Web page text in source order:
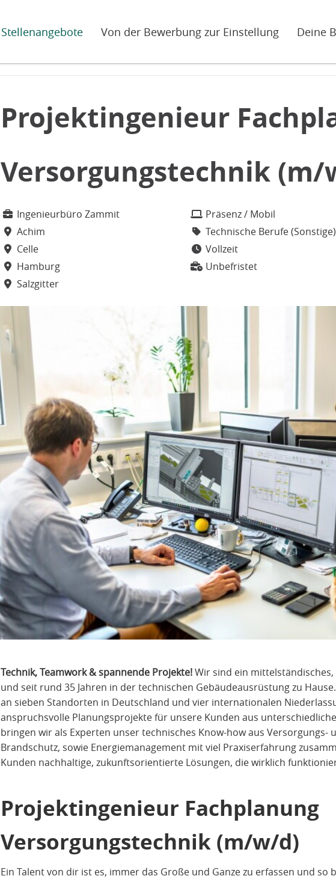
Stellenangebote Von der Bewerbung zur Einstellung Deine
Projektingenieur
Versorgungstechnik (m/
Ingenieurbüro Zammit
Achim
Celle
Hamburg
Salzgitter
Präsenz / Mobil
Technische Berufe (Sonstige)
Vollzeit
Unbefristet
Technik, Teamwork & spannende Projekte!Wir sind ein
und seit rund 35 Jahren in der technischen Gebäudeausrüstung zu
an sieben Standorten in Deutschland und vier internationalen
anspruchsvolle Planungsprojekte für unsere Kunden aus
bringen wir als Experten unser technisches Know-how aus Versorgungs-
Brandschutz, sowie Energiemanagement mit viel Praxiserfahrung
Kunden nachhaltige, zukunftsorientierte Lösungen, die wirklich
Projektingenieur Fachplanung
Versorgungstechnik (m/w/d)
Ein Talent von dir ist es, immer das Große und Ganze zu erfassen und